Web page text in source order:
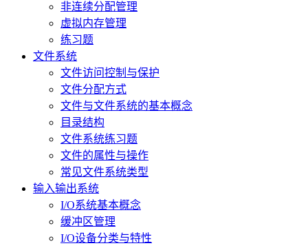
非连续分配管理
虚拟内存管理
练习题
文件系统
文件访问控制与保护
文件分配方式
文件与文件系统的基本概念
目录结构
文件系统练习题
文件的属性与操作
常见文件系统类型
输入输出系统
I/O系统基本概念
缓冲区管理
I/O设备分类与特性